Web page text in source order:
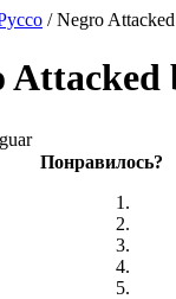
/ Negro
Attacked
Понравилось?